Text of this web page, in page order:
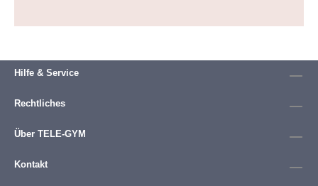
Hilfe & Service
Rechtliches
Über TELE-GYM
Kontakt